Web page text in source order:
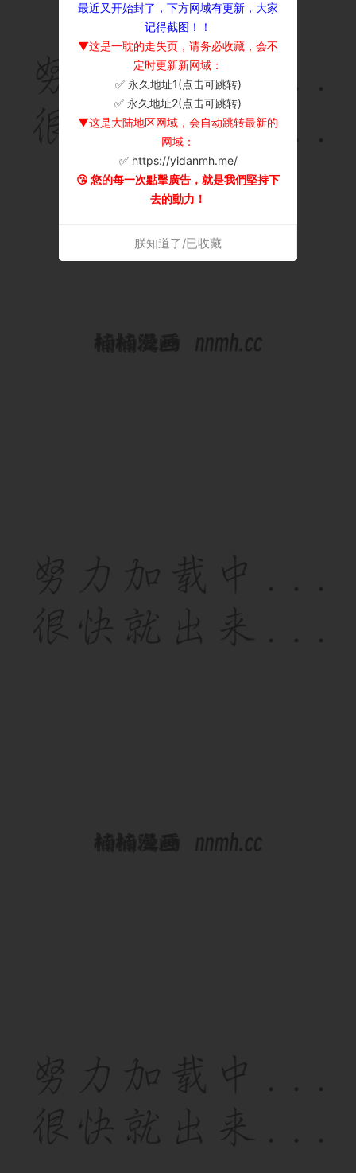
最近又开始封了，下方网域有更新，大家
记得截图！！
▼这是一耽的走失页，请务必收藏，会不
定时更新新网域：
✅ 永久地址1(点击可跳转)
✅ 永久地址2(点击可跳转)
▼这是大陆地区网域，会自动跳转最新的
网域：
✅ https://yidanmh.me/
😘 您的每一次點擊廣告，就是我們堅持下
去的動力！
朕知道了/已收藏